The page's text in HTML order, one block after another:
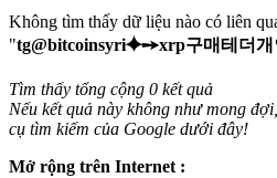
Không tìm thấy dữ liệu nào có liên
"tg@bitcoinsyri⯌➙xrp구매테더개
Tìm thấy tổng cộng 0 kết quả
Nếu kết quả này không như mong
cụ tìm kiếm của Google dưới đây!
Mở rộng trên Internet :